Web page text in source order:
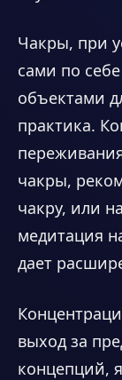
Чакры, при
сами по
объектами
практика.
чакры,
чакру, или
медитация
дает
выход за
концепций,